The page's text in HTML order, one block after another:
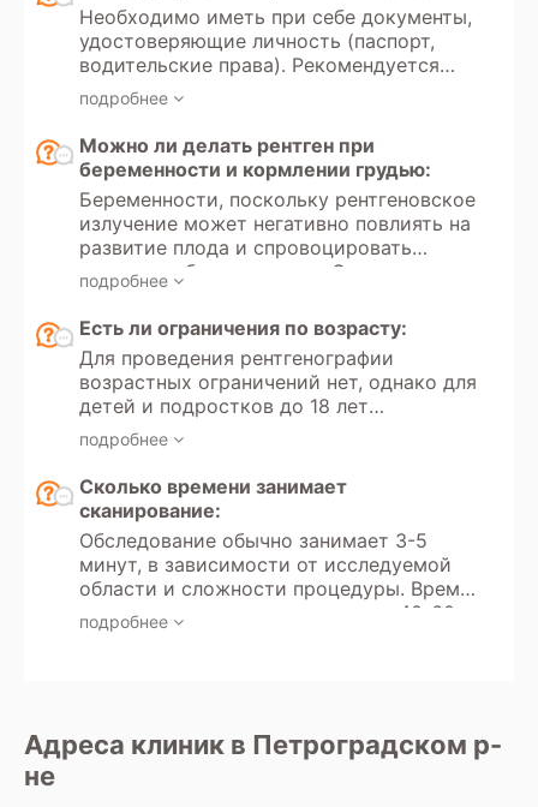
наиболее точные результаты.
увеличивает вероятность развития рака
в будущем. Поэтому исследование
рекомендуется проводить не чаще
одного раза в 4 месяца.
Необходимо иметь при себе документы,
удостоверяющие личность (паспорт,
водительские права). Рекомендуется
иметь направление от врача с указанием
цели обследования и минимальных
требований к протоколу (аналоговая или
цифровая рентгенография, необходимые
проекции). Для оценки динамики
состояния следует принести результаты
предыдущих обследований.
подробнее
Можно ли делать рентген при
беременности и кормлении грудью:
Беременности, поскольку рентгеновское
излучение может негативно повлиять на
развитие плода и спровоцировать
замершую беременность. Однако в
случае крайней необходимости и
отсутствия альтернативных методов
диагностики рентген может быть
проведен, но только при условии, что
потенциальная польза для матери
превышает риски для ребенка. В таких
случаях применяются минимальные
защиты. При кормлении грудью
рентгенография безопасна, поскольку
излучение не оказывает влияния на
молоко. Однако после обследования
рекомендуется подождать несколько
часов перед кормлением, если
использовался контраст, содержащий
подробнее
Есть ли ограничения по возрасту:
Для проведения рентгенографии
возрастных ограничений нет, однако для
детей и подростков до 18 лет
существуют дополнительные меры
предосторожности. Рентген детям
проводится только по показаниям и с
соблюдением минимальных доз
излучения. Если это возможно, для
детей рекомендуется использовать
альтернативные методы диагностики,
такие как УЗИ или МРТ, если они
являются более безопасными. Для
минимизировать риски воздействия
подробнее
Сколько времени занимает
сканирование:
Обследование обычно занимает 3-5
минут, в зависимости от исследуемой
области и сложности процедуры. Время
сканирования увеличивается до 40-60
минут, если используется протокол
виде распечатанных снимков и
заключения на руки или через
подробнее
Адреса клиник в Петроградском р-
не